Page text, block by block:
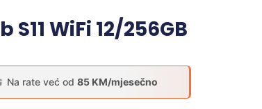
WiFi 12/256GB
Na rate već od 85 KM/mjesečno